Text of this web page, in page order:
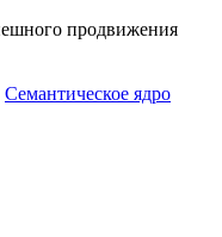
Семантическое ядро